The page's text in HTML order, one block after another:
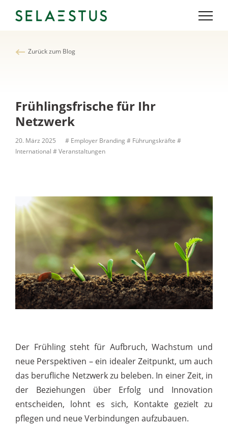
Zurück zum Blog
Frühlingsfrische für Ihr
Netzwerk
20. März 2025 # Employer Branding # Führungskräfte #
International # Veranstaltungen
Der Frühling steht für Aufbruch, Wachstum und
neue Perspektiven – ein idealer Zeitpunkt, um auch
das berufliche Netzwerk zu beleben. In einer Zeit, in
der Beziehungen über Erfolg und Innovation
entscheiden, lohnt es sich, Kontakte gezielt zu
pflegen und neue Verbindungen aufzubauen.